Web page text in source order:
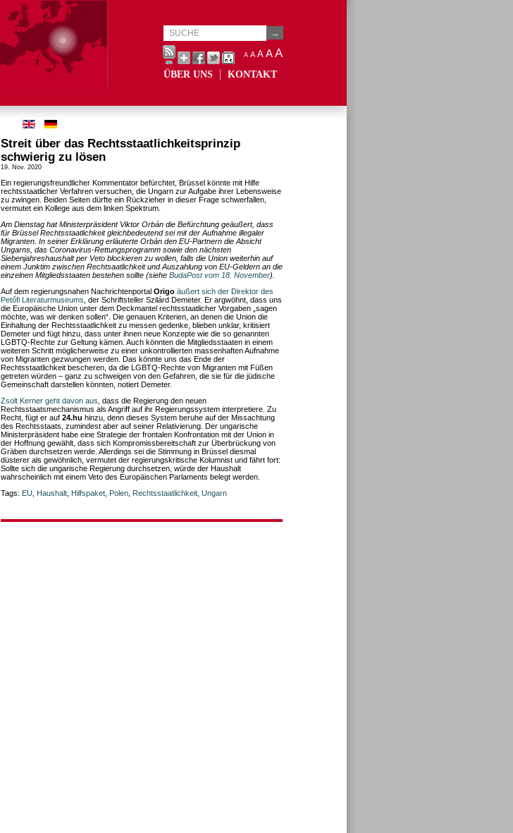
A A A AA
ÜBER UNS KONTAKT
Streit über das Rechtsstaatlichkeitsprinzip
schwierig zu lösen
19. Nov. 2020
Ein regierungsfreundlicher Kommentator befürchtet, Brüssel könnte mit Hilfe
rechtsstaatlicher Verfahren versuchen, die Ungarn zur Aufgabe ihrer Lebensweise
zu zwingen. Beiden Seiten dürfte ein Rückzieher in dieser Frage schwerfallen,
vermutet ein Kollege aus dem linken Spektrum.
Am Dienstag hat Ministerpräsident Viktor Orbán die Befürchtung geäußert, dass
für Brüssel Rechtsstaatlichkeit gleichbedeutend sei mit der Aufnahme illegaler
Migranten. In seiner Erklärung erläuterte Orbán den EU-Partnern die Absicht
Ungarns, das Coronavirus-Rettungsprogramm sowie den nächsten
Siebenjahreshaushalt per Veto blockieren zu wollen, falls die Union weiterhin auf
einem Junktim zwischen Rechtsaatlichkeit und Auszahlung von EU-Geldern an die
einzelnen Mitgliedsstaaten bestehen sollte (siehe BudaPost vom 18. November).
Auf dem regierungsnahen Nachrichtenportal Origo äußert sich der Direktor des
Petőfi Literaturmuseums , der Schriftsteller Szilárd Demeter. Er argwöhnt, dass uns
die Europäische Union unter dem Deckmantel rechtsstaatlicher Vorgaben „sagen
möchte, was wir denken sollen“. Die genauen Kriterien, an denen die Union die
Einhaltung der Rechtsstaatlichkeit zu messen gedenke, blieben unklar, kritisiert
Demeter und fügt hinzu, dass unter ihnen neue Konzepte wie die so genannten
LGBTQ-Rechte zur Geltung kämen. Auch könnten die Mitgliedsstaaten in einem
weiteren Schritt möglicherweise zu einer unkontrollierten massenhaften Aufnahme
von Migranten gezwungen werden. Das könnte uns das Ende der
Rechtsstaatlichkeit bescheren, da die LGBTQ-Rechte von Migranten mit Füßen
getreten würden – ganz zu schweigen von den Gefahren, die sie für die jüdische
Gemeinschaft darstellen könnten, notiert Demeter.
Zsolt Kerner geht davon aus , dass die Regierung den neuen
Rechtsstaatsmechanismus als Angriff auf ihr Regierungssystem interpretiere. Zu
Recht, fügt er auf 24.hu hinzu, denn dieses System beruhe auf der Missachtung
des Rechtsstaats, zumindest aber auf seiner Relativierung. Der ungarische
Ministerpräsident habe eine Strategie der frontalen Konfrontation mit der Union in
der Hoffnung gewählt, dass sich Kompromissbereitschaft zur Überbrückung von
Gräben durchsetzen werde. Allerdings sei die Stimmung in Brüssel diesmal
düsterer als gewöhnlich, vermutet der regierungskritische Kolumnist und fährt fort:
Sollte sich die ungarische Regierung durchsetzen, würde der Haushalt
wahrscheinlich mit einem Veto des Europäischen Parlaments belegt werden.
Tags: EU Haushalt Hilfspaket Polen Rechtsstaatlichkeit Ungarn